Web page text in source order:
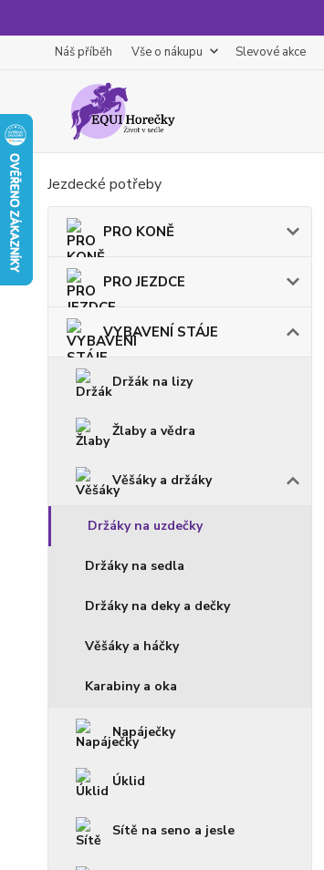
Náš příběh Vše o nákupu Slevové akce
Jezdecké potřeby
PRO KONĚ
PRO JEZDCE
VYBAVENÍ STÁJE
Držák na lizy
Žlaby a vědra
Věšáky a držáky
Držáky na uzdečky
Držáky na sedla
Držáky na deky a dečky
Věšáky a háčky
Karabiny a oka
Napáječky
Úklid
Sítě na seno a jesle